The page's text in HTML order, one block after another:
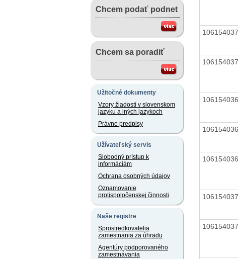
Chcem podať podnet
Chcem sa poradiť
Užitočné dokumenty
Vzory žiadostí v slovenskom
jazyku a iných jazykoch
Právne predpisy
Užívateľský servis
Slobodný prístup k
informáciám
Ochrana osobných údajov
Oznamovanie
protispoločenskej činnosti
Naše registre
Sprostredkovatelia
zamestnania za úhradu
Agentúry podporovaného
zamestnávania